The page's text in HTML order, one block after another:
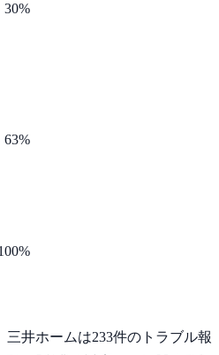
30%
63%
%
三井ホームは233件のトラブル報